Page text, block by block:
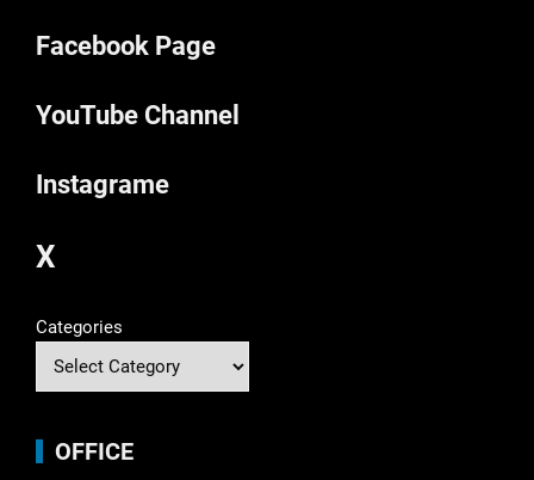
Facebook Page
YouTube Channel
Instagrame
X
Categories
OFFICE